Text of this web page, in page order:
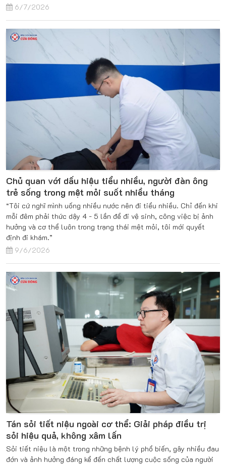
6/7/2026
Chủ quan với dấu hiệu tiểu nhiều, người đàn ông
trẻ sống trong mệt mỏi suốt nhiều tháng
“Tôi cứ nghĩ mình uống nhiều nước nên đi tiểu nhiều. Chỉ đến khi
mỗi đêm phải thức dậy 4 - 5 lần để đi vệ sinh, công việc bị ảnh
hưởng và cơ thể luôn trong trạng thái mệt mỏi, tôi mới quyết
định đi khám.”
9/6/2026
Tán sỏi tiết niệu ngoài cơ thể: Giải pháp điều trị
sỏi hiệu quả, không xâm lấn
Sỏi tiết niệu là một trong những bệnh lý phổ biến, gây nhiều đau
đớn và ảnh hưởng đáng kể đến chất lượng cuộc sống của người